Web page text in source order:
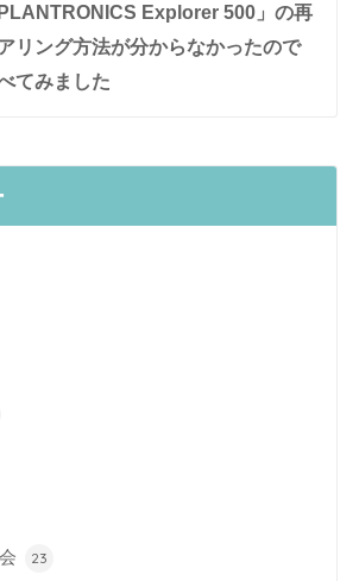
PLANTRONICS Explorer 500」の再
リング方法が分からなかったので
てみました
23